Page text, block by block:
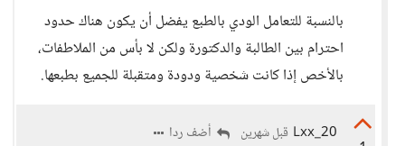
بالنسبة للتعامل الودي بالطبع يفضل أن يكون هناك حدود
احترام بين الطالبة والدكتورة ولكن لا بأس من الملاطفات،
بالأخص إذا كانت شخصية ودودة ومتقبلة للجميع بطبعها.
Lxx_20 قبل شهرين أضف ردا